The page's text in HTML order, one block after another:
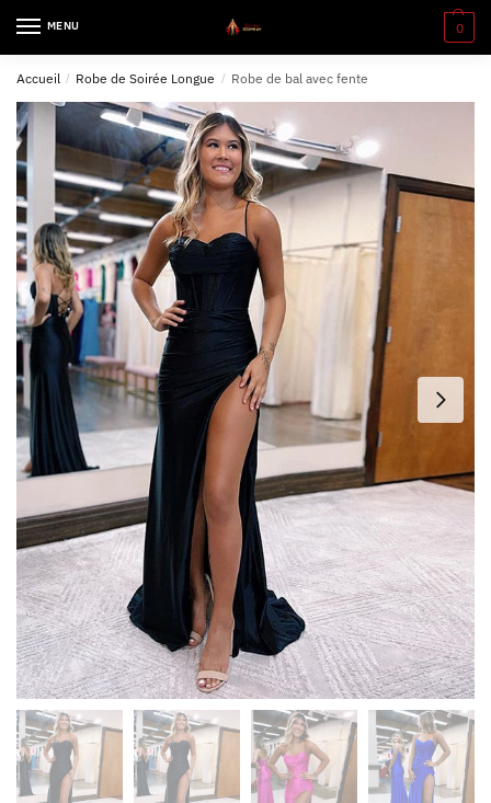
MENU 0
Accueil / Robe de Soirée Longue / Robe de bal avec fente